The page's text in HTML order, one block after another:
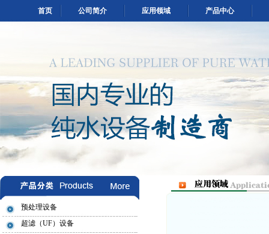
首页 公司简介 应用领域 产品中心
预处理设备
超滤（UF）设备